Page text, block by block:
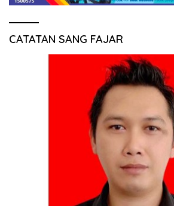
CATATAN SANG FAJAR